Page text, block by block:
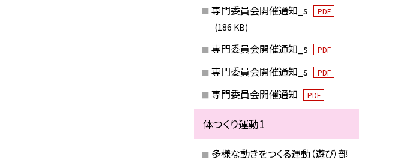
専門委員会開催通知_s PDF
(186 KB)
専門委員会開催通知_s PDF
専門委員会開催通知_s PDF
専門委員会開催通知 PDF
体つくり運動1
多様な動きをつくる運動（遊び）部